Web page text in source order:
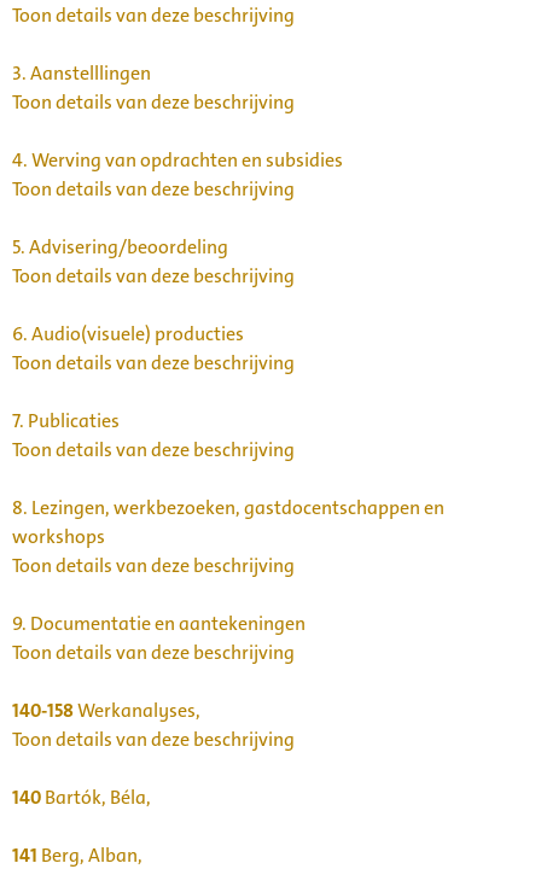
Toon details van deze beschrijving
3.Aanstelllingen
Toon details van deze beschrijving
4.Werving van opdrachten en subsidies
Toon details van deze beschrijving
5.Advisering/beoordeling
Toon details van deze beschrijving
6.Audio(visuele) producties
Toon details van deze beschrijving
7. Publicaties
Toon details van deze beschrijving
8. Lezingen, werkbezoeken, gastdocentschappen en
workshops
Toon details van deze beschrijving
9. Documentatie en aantekeningen
Toon details van deze beschrijving
140-158Werkanalyses,
Toon details van deze beschrijving
140Bartók, Béla,
141 Berg, Alban,